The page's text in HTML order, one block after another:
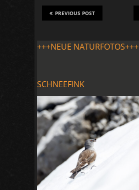
PREVIOUS POST
+++NEUE NATURFOTOS+++
SCHNEEFINK